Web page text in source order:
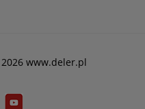
www.deler.pl